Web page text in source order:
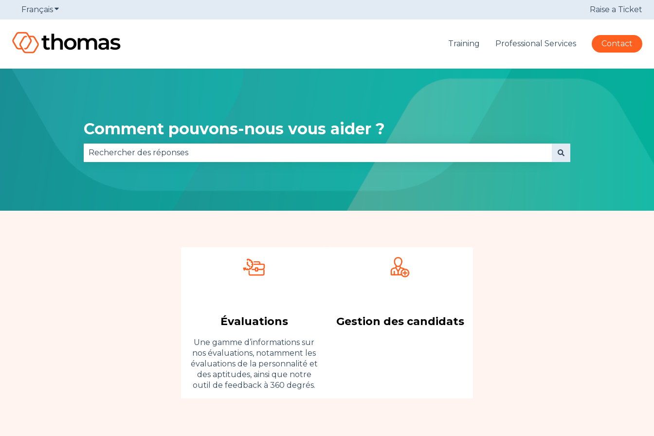
FrançaisAfficher le sous-menu pour les traductions Raise a Ticket
Training Professional Services Contact
Comment pouvons-nous vous aider ?
Évaluations
Une gamme d’informations sur
nos évaluations, notamment les
évaluations de la personnalité et
des aptitudes, ainsi que notre
outil de feedback à 360 degrés.
Gestion des candidats